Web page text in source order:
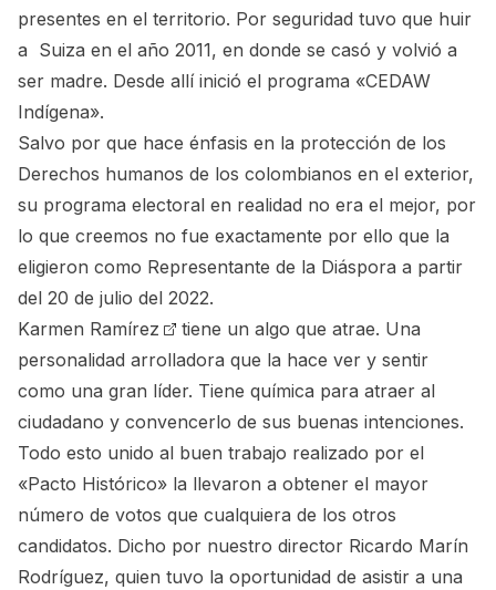
presentes en el territorio. Por seguridad tuvo que huir
a Suiza en el año 2011, en donde se casó y volvió a
ser madre. Desde allí inició el programa «CEDAW
Indígena».
Salvo por que hace énfasis en la protección de los
Derechos humanos de los colombianos en el exterior,
su programa electoral en realidad no era el mejor, por
lo que creemos no fue exactamente por ello que la
eligieron como Representante de la Diáspora a partir
del 20 de julio del 2022.
Karmen Ramírez
tiene un algo que atrae. Una
personalidad arrolladora que la hace ver y sentir
como una gran líder. Tiene química para atraer al
ciudadano y convencerlo de sus buenas intenciones.
Todo esto unido al buen trabajo realizado por el
«Pacto Histórico» la llevaron a obtener el mayor
número de votos que cualquiera de los otros
candidatos. Dicho por nuestro director Ricardo Marín
Rodríguez, quien tuvo la oportunidad de asistir a una